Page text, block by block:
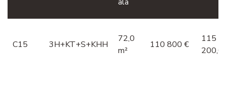
ala
C15 3H+KT+S+KHH
72,0
m²
110 800 €
115